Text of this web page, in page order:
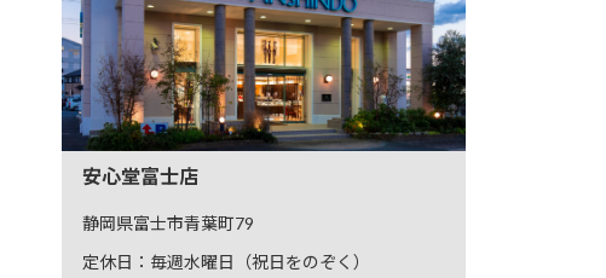
安心堂富士店
静岡県富士市青葉町79
定休日：毎週水曜日（祝日をのぞく）